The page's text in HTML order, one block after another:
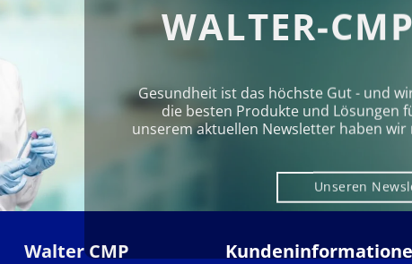
WALTER-
Gesundheit ist das höchste Gut - und
die besten Produkte und Lösungen
unserem aktuellen Newsletter haben
Unseren
Walter CMP